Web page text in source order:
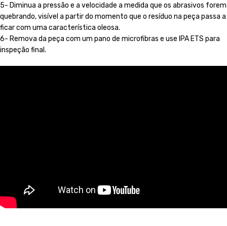
5- Diminua a pressão e a velocidade a medida que os abrasivos forem
quebrando, visível a partir do momento que o resíduo na peça passa a
ficar com uma característica oleosa.
6- Remova da peça com um pano de microfibras e use IPA ETS para
inspeção final.